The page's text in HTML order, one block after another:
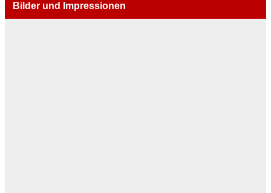
Bilder und Impressionen